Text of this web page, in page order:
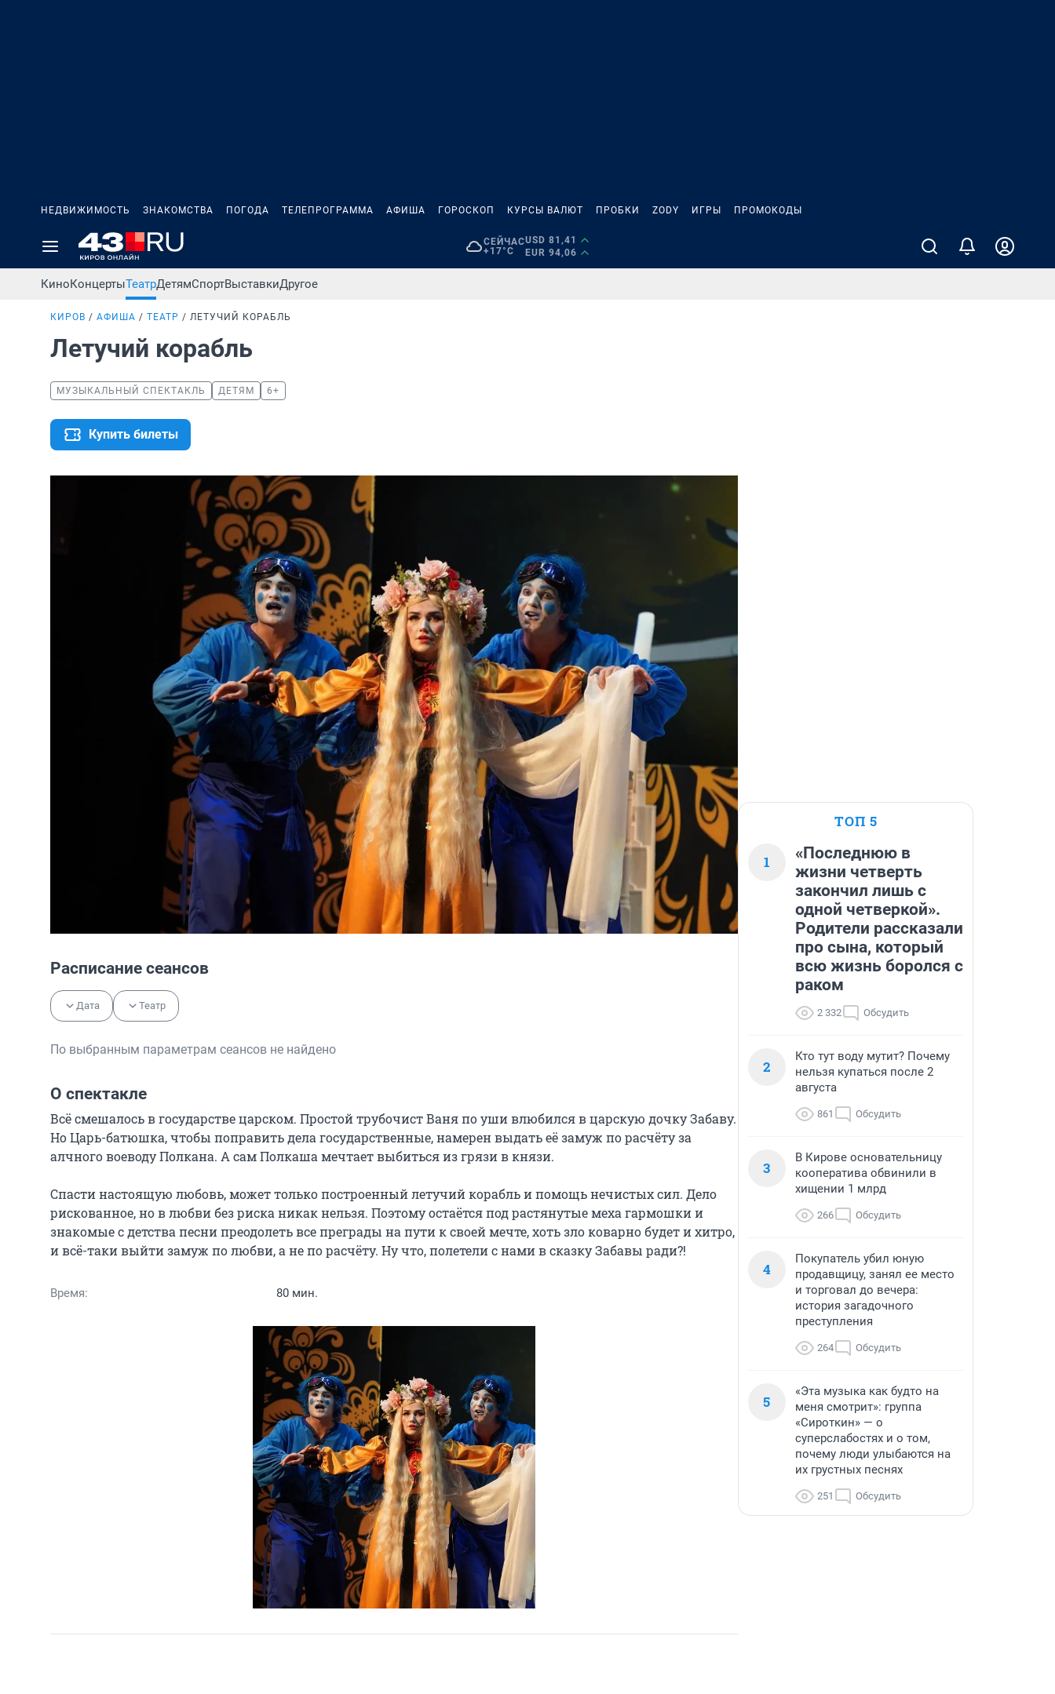
НЕДВИЖИМОСТЬ ЗНАКОМСТВА ПОГОДА ТЕЛЕПРОГРАММА АФИША ГОРОСКОП КУРСЫ ВАЛЮТ ПРОБКИ ZODY ИГРЫ ПРОМОКОДЫ
СЕЙЧАС
+17°C
USD 81,41
EUR 94,06
КиноКонцертыТеатрДетямСпортВыставкиДругое
КИРОВ АФИША ТЕАТР ЛЕТУЧИЙ КОРАБЛЬ
Летучий корабль
МУЗЫКАЛЬНЫЙ СПЕКТАКЛЬ ДЕТЯМ 6+
Купить билеты
Расписание сеансов
Дата Театр
По выбранным параметрам сеансов не найдено
О спектакле
Всё смешалось в государстве царском. Простой трубочист Ваня по уши влюбился в царскую дочку Забаву.
Но Царь-батюшка, чтобы поправить дела государственные, намерен выдать её замуж по расчёту за
алчного воеводу Полкана. А сам Полкаша мечтает выбиться из грязи в князи.
Спасти настоящую любовь, может только построенный летучий корабль и помощь нечистых сил. Дело
рискованное, но в любви без риска никак нельзя. Поэтому остаётся под растянутые меха гармошки и
знакомые с детства песни преодолеть все преграды на пути к своей мечте, хоть зло коварно будет и хитро,
и всё-таки выйти замуж по любви, а не по расчёту. Ну что, полетели с нами в сказку Забавы ради?!
Время: 80 мин.
ТОП 5
1
«Последнюю в
жизни четверть
закончил лишь с
одной четверкой».
Родители рассказали
про сына, который
всю жизнь боролся с
раком
2 332 Обсудить
2
Кто тут воду мутит? Почему
нельзя купаться после 2
августа
861 Обсудить
3
В Кирове основательницу
кооператива обвинили в
хищении 1 млрд
266 Обсудить
4
Покупатель убил юную
продавщицу, занял ее место
и торговал до вечера:
история загадочного
преступления
264 Обсудить
5
«Эта музыка как будто на
меня смотрит»: группа
«Сироткин» — о
суперслабостях и о том,
почему люди улыбаются на
их грустных песнях
251 Обсудить